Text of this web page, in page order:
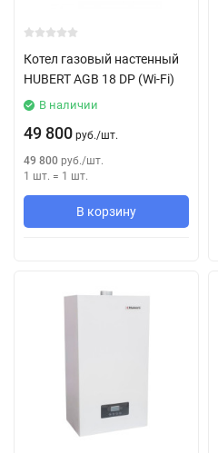
Котел газовый настенный
HUBERT AGB 18 DP (Wi-Fi)
В наличии
49 800 руб./шт.
49 800 руб./шт.
1 шт. = 1 шт.
В корзину